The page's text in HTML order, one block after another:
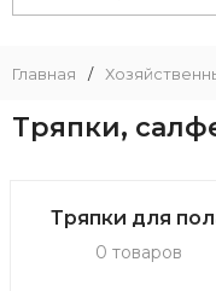
Главная /
Тряпки,
Тряпки для
0 товаров